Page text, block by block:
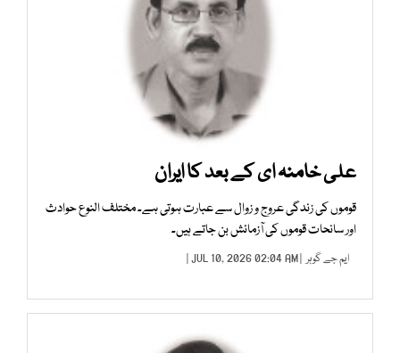
علی خامنہ ای کے بعد کا ایران
قوموں کی زندگی عروج و زوال سے عبارت ہوتی ہے۔ مختلف النوع حوادث
اور سانحات قوموں کی آزمائش بن جاتے ہیں۔
ایم جے گوہر | JUL 10, 2026 02:04 AM |